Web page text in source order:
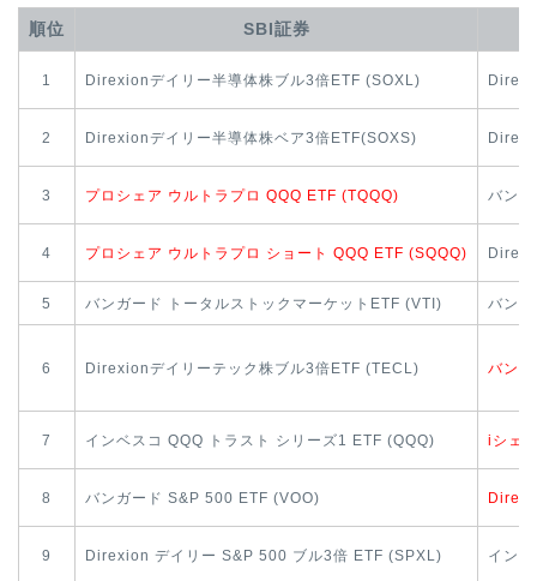
順位 SBI証券
1 Direxionデイリー半導体株ブル3倍ETF (SOXL)
2 Direxionデイリー半導体株ベア3倍ETF(SOXS)
3 プロシェア ウルトラプロ QQQ ETF (TQQQ) バン
4 プロシェア ウルトラプロ ショート QQQ ETF (SQQQ)
5 バンガード トータルストックマーケットETF (VTI) バン
6 Direxionデイリーテック株ブル3倍ETF (TECL) バン
7 インベスコ QQQ トラスト シリーズ1 ETF (QQQ) iシェ
8 バンガード S&P 500 ETF (VOO)
9 Direxion デイリー S&P 500 ブル3倍 ETF (SPXL) イン